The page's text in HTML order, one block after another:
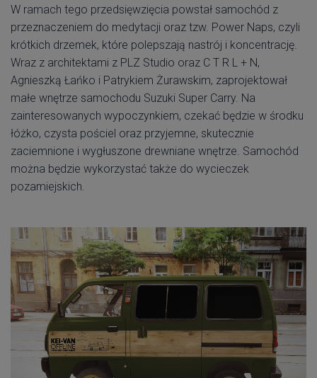
W ramach tego przedsięwzięcia powstał samochód z
przeznaczeniem do medytacji oraz tzw. Power Naps, czyli
krótkich drzemek, które polepszają nastrój i koncentrację.
Wraz z architektami z PLZ Studio oraz C T R L + N,
Agnieszką Łańko i Patrykiem Żurawskim, zaprojektował
małe wnętrze samochodu Suzuki Super Carry. Na
zainteresowanych wypoczynkiem, czekać będzie w środku
łóżko, czysta pościel oraz przyjemne, skutecznie
zaciemnione i wygłuszone drewniane wnętrze. Samochód
można będzie wykorzystać także do wycieczek
pozamiejskich.